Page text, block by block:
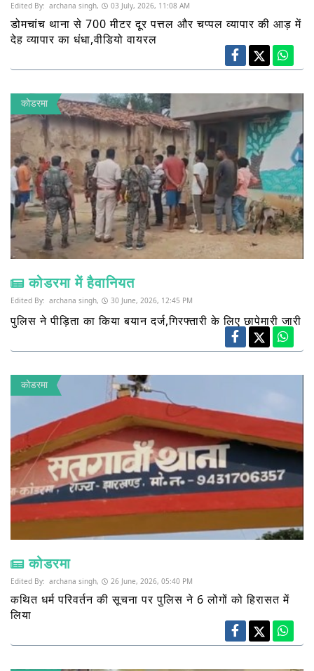
Edited By: archana singh, 03 July, 2026, 11:08 AM
डोमचांच थाना से 700 मीटर दूर पत्तल और चप्पल व्यापार की आड़ में
देह व्यापार का धंधा,वीडियो वायरल
कोडरमा
कोडरमा में हैवानियत
Edited By: archana singh, 30 June, 2026, 12:45 PM
पुलिस ने पीड़िता का किया बयान दर्ज,गिरफ्तारी के लिए छापेमारी जारी
कोडरमा
कोडरमा
Edited By: archana singh, 26 June, 2026, 05:40 PM
कथित धर्म परिवर्तन की सूचना पर पुलिस ने 6 लोगों को हिरासत में
लिया